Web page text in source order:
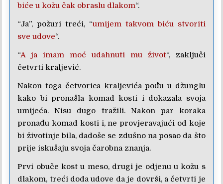
biće u kožu čak obraslu dlakom“.
“Ja”, požuri treći, “umijem takvom biću stvoriti
sve udove“.
“A ja imam moć udahnuti mu život“, zaključi
četvrti kraljević.
Nakon toga četvorica kraljevića pođu u džunglu
kako bi pronašla komad kosti i dokazala svoja
umijeća. Nisu dugo tražili. Nakon par koraka
pronađu komad kosti i, ne provjeravajući od koje
bi životinje bila, dadoše se zdušno na posao da što
prije iskušaju svoja čarobna znanja.
Prvi obuče kost u meso, drugi je odjenu u kožu s
dlakom, treći doda udove da je dovrši, a četvrti je